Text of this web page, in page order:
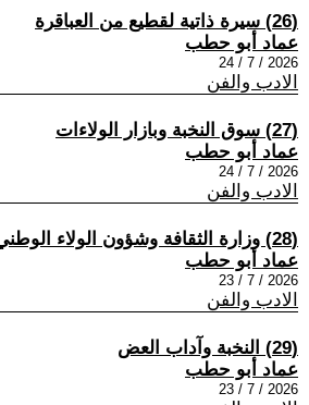
(26) سيرة ذاتية لقطيع من العباقرة
عماد أبو حطب
2026 / 7 / 24
الادب والفن
(27) سوق النخبة وبازار الولاءات
عماد أبو حطب
2026 / 7 / 24
الادب والفن
(28) وزارة الثقافة وشؤون الولاء الوطني
عماد أبو حطب
2026 / 7 / 23
الادب والفن
(29) النخبة وآداب العض
عماد أبو حطب
2026 / 7 / 23